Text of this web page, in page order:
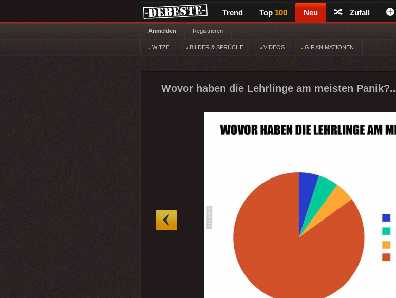
Trend Top 100 Neu Zufall
Anmelden Registrieren
WITZE BILDER & SPRÜCHE VIDEOS GIF ANIMATIONEN
Wovor haben die Lehrlinge am meisten Panik?..